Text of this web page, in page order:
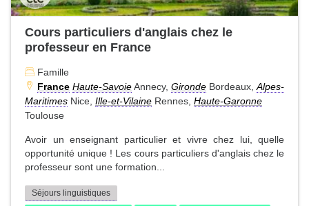
Cours particuliers d'anglais chez le
professeur en France
Famille
France Haute-SavoieAnnecy, Gironde Bordeaux, Alpes-
Maritimes Nice, Ille-et-Vilaine Rennes, Haute-Garonne
Toulouse
Avoir un enseignant particulier et vivre chez lui, quelle
opportunité unique ! Les cours particuliers d'anglais chez le
professeur sont une formation...
Séjours linguistiques